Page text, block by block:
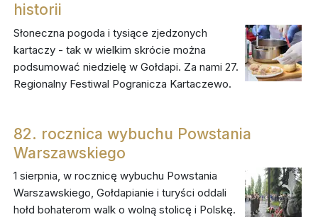
historii
Słoneczna pogoda i tysiące zjedzonych
kartaczy - tak w wielkim skrócie można
podsumować niedzielę w Gołdapi. Za nami 27.
Regionalny Festiwal Pogranicza Kartaczewo.
82. rocznica wybuchu Powstania
Warszawskiego
1 sierpnia, w rocznicę wybuchu Powstania
Warszawskiego, Gołdapianie i turyści oddali
hołd bohaterom walk o wolną stolicę i Polskę.